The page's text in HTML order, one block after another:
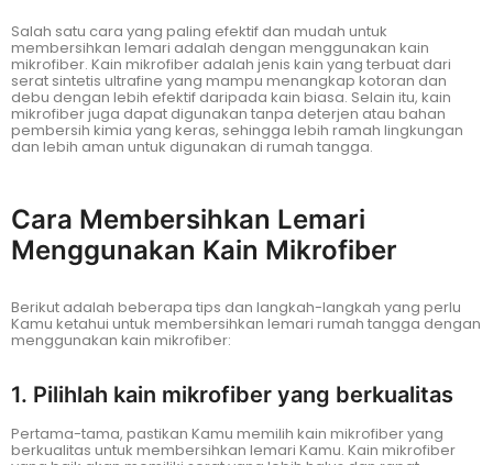
Salah satu cara yang paling efektif dan mudah untuk
membersihkan lemari adalah dengan menggunakan kain
mikrofiber. Kain mikrofiber adalah jenis kain yang terbuat dari
serat sintetis ultrafine yang mampu menangkap kotoran dan
debu dengan lebih efektif daripada kain biasa. Selain itu, kain
mikrofiber juga dapat digunakan tanpa deterjen atau bahan
pembersih kimia yang keras, sehingga lebih ramah lingkungan
dan lebih aman untuk digunakan di rumah tangga.
Cara Membersihkan Lemari
Menggunakan Kain Mikrofiber
Berikut adalah beberapa tips dan langkah-langkah yang perlu
Kamu ketahui untuk membersihkan lemari rumah tangga dengan
menggunakan kain mikrofiber:
1. Pilihlah kain mikrofiber yang berkualitas
Pertama-tama, pastikan Kamu memilih kain mikrofiber yang
berkualitas untuk membersihkan lemari Kamu. Kain mikrofiber